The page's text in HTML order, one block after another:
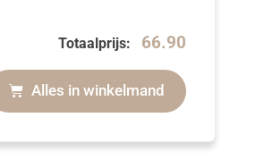
Totaalprijs: 66.90
Alles in winkelmand